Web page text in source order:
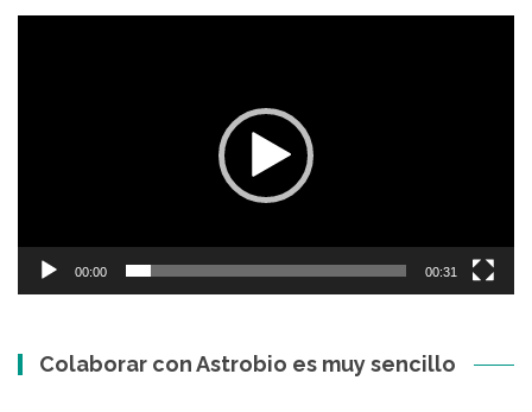
00:00 00:31
Colaborar con Astrobio es muy sencillo